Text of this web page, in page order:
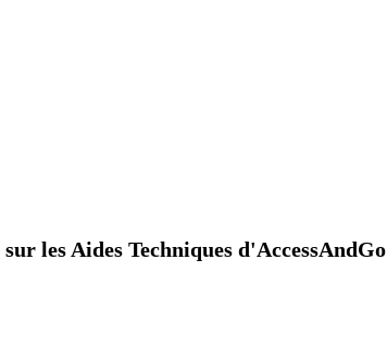
sur les Aides Techniques d'AccessAndGo